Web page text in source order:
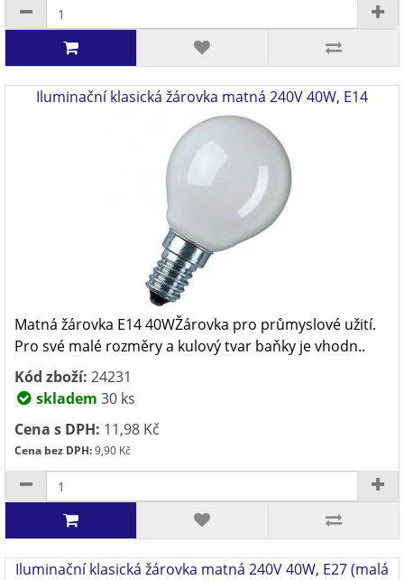
Iluminační klasická žárovka matná 240V 40W, E14
Matná žárovka E14 40WŽárovka pro průmyslové užití.
Pro své malé rozměry a kulový tvar baňky je vhodn..
Kód zboží: 24231
skladem 30 ks
Cena s DPH: 11,98 Kč
Cena bez DPH:9,90 Kč
Iluminační klasická žárovka matná 240V 40W, E27 (malá